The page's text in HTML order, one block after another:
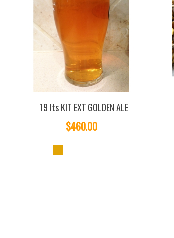
19 lts KIT EXT GOLDEN ALE
$460.00